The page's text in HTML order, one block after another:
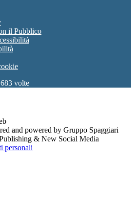
il Pubblico
683 volte
and powered by Gruppo Spaggiari
& New Social Media
personali